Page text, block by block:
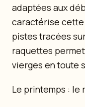
adaptées aux
caractérise cette
pistes tracées
raquettes
vierges en toute
Le printemps : le